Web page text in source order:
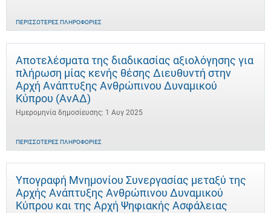
ΠΕΡΙΣΣΌΤΕΡΕΣ ΠΛΗΡΟΦΟΡΊΕΣ
Αποτελέσματα της διαδικασίας αξιολόγησης για
πλήρωση μίας κενής θέσης Διευθυντή στην
Αρχή Ανάπτυξης Ανθρώπινου Δυναμικού
Κύπρου (ΑνΑΔ)
Ημερομηνία δημοσίευσης: 1 Αυγ 2025
ΠΕΡΙΣΣΌΤΕΡΕΣ ΠΛΗΡΟΦΟΡΊΕΣ
Υπογραφή Μνημονίου Συνεργασίας μεταξύ της
Αρχής Ανάπτυξης Ανθρώπινου Δυναμικού
Κύπρου και της Αρχή Ψηφιακής Ασφάλειας